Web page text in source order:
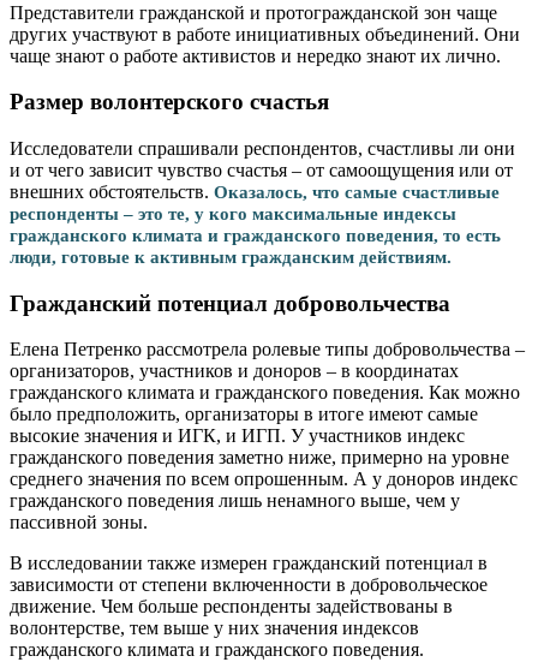
Представители гражданской и протогражданской зон чаще
других участвуют в работе инициативных объединений. Они
чаще знают о работе активистов и нередко знают их лично.
Размер волонтерского счастья
Исследователи спрашивали респондентов, счастливы ли они
и от чего зависит чувство счастья – от самоощущения или от
внешних обстоятельств. Оказалось, что самые счастливые
респонденты – это те, у кого максимальные индексы
гражданского климата и гражданского поведения, то есть
люди, готовые к активным гражданским действиям.
Гражданский потенциал добровольчества
Елена Петренко рассмотрела ролевые типы добровольчества –
организаторов, участников и доноров – в координатах
гражданского климата и гражданского поведения. Как можно
было предположить, организаторы в итоге имеют самые
высокие значения и ИГК, и ИГП. У участников индекс
гражданского поведения заметно ниже, примерно на уровне
среднего значения по всем опрошенным. А у доноров индекс
гражданского поведения лишь ненамного выше, чем у
пассивной зоны.
В исследовании также измерен гражданский потенциал в
зависимости от степени включенности в добровольческое
движение. Чем больше респонденты задействованы в
волонтерстве, тем выше у них значения индексов
гражданского климата и гражданского поведения.